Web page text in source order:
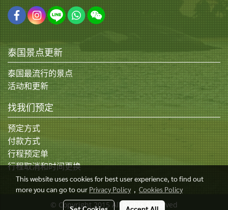
泰国景点更新
泰国最流行的景点
活动和更新
找我们预定
预定方式
付款方式
行程预定单
行程取消和时间更换
© Copyright 2015 All Rights Reserved
This website uses cookies for best user experience, to find out
more you can go to our Privacy Policy, Cookies Policy